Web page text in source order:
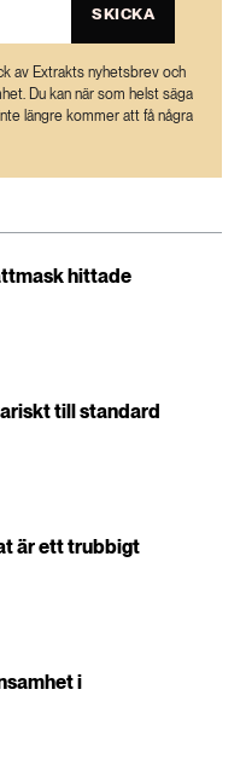
SKICKA
av Extrakts nyhetsbrev och
Du kan när som helst säga
längre kommer att få några
hittade
till standard
är ett trubbigt
i